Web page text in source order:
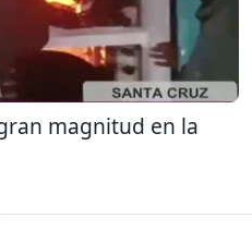
magnitud en la